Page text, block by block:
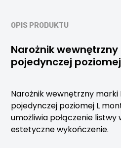
OPIS PRODUKTU
Narożnik
pojedynczej poziomej
Narożnik wewnętrzny marki
pojedynczej poziomej L
umożliwia połączenie listwy
estetyczne wykończenie.